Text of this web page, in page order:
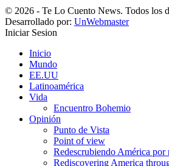
© 2026 - Te Lo Cuento News. Todos los
Desarrollado por: UnWebmaster
Iniciar Sesion
Inicio
Mundo
EE.UU
Latinoamérica
Vida
Encuentro Bohemio
Opinión
Punto de Vista
Point of view
Redescrubiendo América por
Rediscovering America